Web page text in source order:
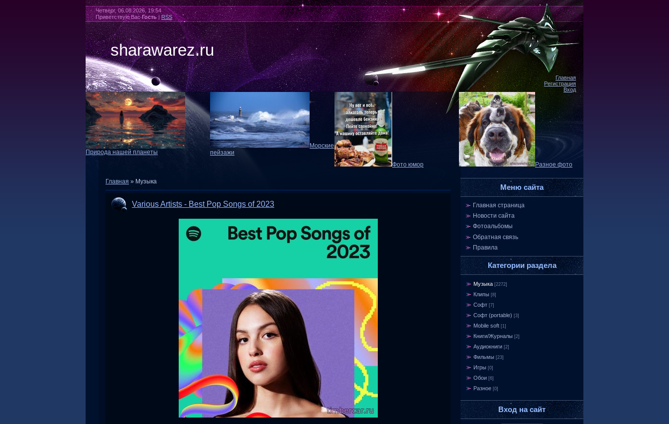
Четверг, 06.08.2026, 19:54
Приветствую Вас Гость|RSS
sharawarez.ru
Главная
Регистрация
Вход
Природа нашей планеты
Морские
пейзажи
Фото юмор
Разное фото
Главная » Музыка
Various Artists - Best Pop Songs of 2023
Меню сайта
Главная страница
Новости сайта
Фотоальбомы
Обратная связь
Правила
Категории раздела
Музыка [2272]
Клипы [8]
Софт [7]
Софт (portable) [3]
Mobile soft [1]
Книги/Журналы [2]
Аудиокниги [2]
Фильмы [23]
Игры [0]
Обои [6]
Разное [0]
Вход на сайт